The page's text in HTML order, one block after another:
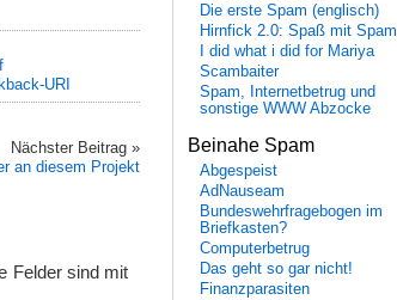
URI
Nächster Beitrag »
an diesem Projekt
Felder sind mit
Die erste Spam (englisch)
Hirnfick 2.0: Spaß mit Spam
I did what i did for Mariya
Scambaiter
Spam, Internetbetrug und
sonstige WWW Abzocke
Beinahe Spam
Abgespeist
AdNauseam
Bundeswehrfragebogen im
Briefkasten?
Computerbetrug
Das geht so gar nicht!
Finanzparasiten